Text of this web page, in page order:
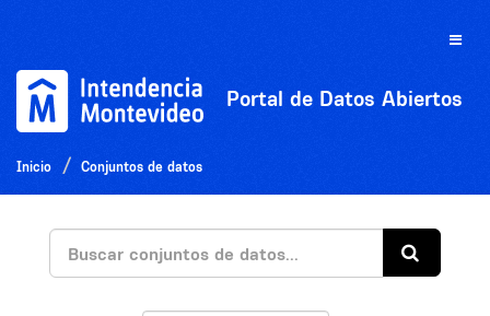
Toggle
Portal de Datos Abiertos
Inicio Conjuntos de datos